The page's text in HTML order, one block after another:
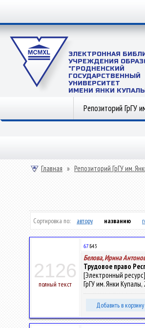
ЭЛЕКТРОННАЯ
УЧРЕЖДЕНИЯ
"ГРОДНЕНСКИЙ
ГОСУДАРСТВЕННЫЙ
УНИВЕРСИТЕТ
ИМЕНИ ЯНКИ
Репозиторий ГрГУ
Главная » Репозиторий ГрГУ им.
Сортировка по: автору названию
2126
полный текст
67Б43
Белова, Ирина
Трудовое право
[Электронный
ГрГУ им. Янки
Добавить в корзину